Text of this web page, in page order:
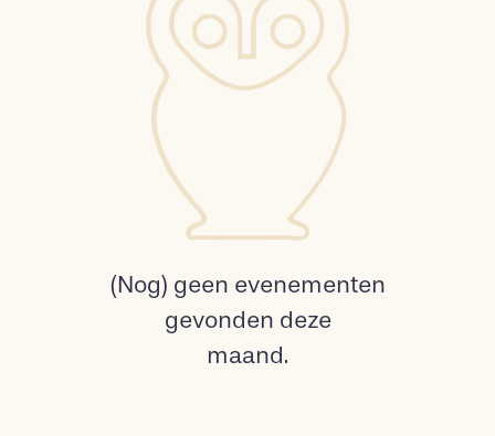
(Nog) geen evenementen
gevonden deze
maand.